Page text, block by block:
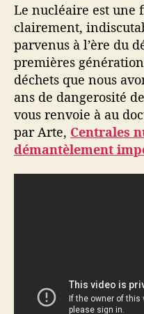
Le nucléaire est une
clairement,
parvenus à l’ère du
premières
déchets que nous
ans de dangerosité
vous renvoie à au
par Arte, Centrales
démantèlement